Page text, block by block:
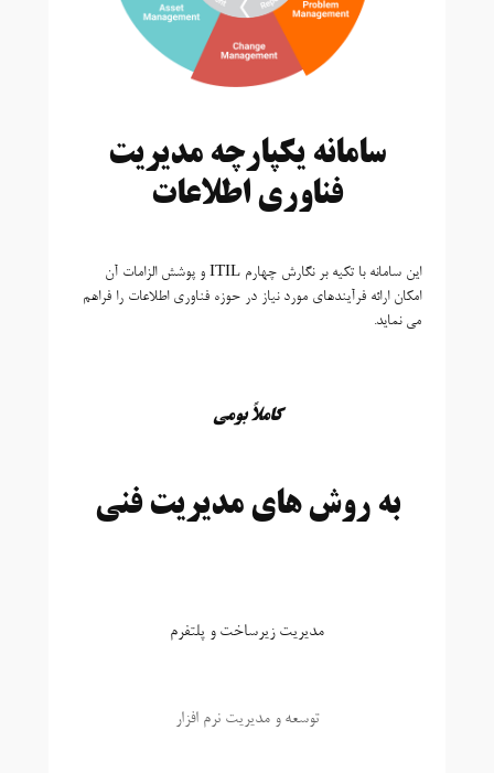
سامانه یکپارچه مدیریت
فناوری اطلاعات
این سامانه با تکیه بر نگارش چهارم ITIL و پوشش الزامات آن
امکان ارائه فرآیندهای مورد نیاز در حوزه فناوری اطلاعات را فراهم
می نماید.
کاملاً بومی
به روش های مدیریت فنی
مدیریت زیرساخت و پلتفرم
توسعه و مدیریت نرم افزار